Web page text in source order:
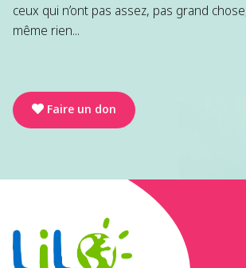
ceux qui n’ont pas assez, pas grand
même rien...
Faire un don